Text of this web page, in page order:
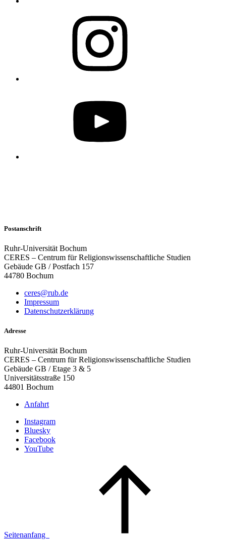
Postanschrift
Ruhr-Universität Bochum
CERES – Centrum für Religionswissenschaftliche Studien
Gebäude GB / Postfach 157
44780 Bochum
ceres@rub.de
Impressum
Datenschutzerklärung
Adresse
Ruhr-Universität Bochum
CERES – Centrum für Religionswissenschaftliche Studien
Gebäude GB / Etage 3 & 5
Universitätsstraße 150
44801 Bochum
Anfahrt
Instagram
Bluesky
Facebook
YouTube
Seitenanfang